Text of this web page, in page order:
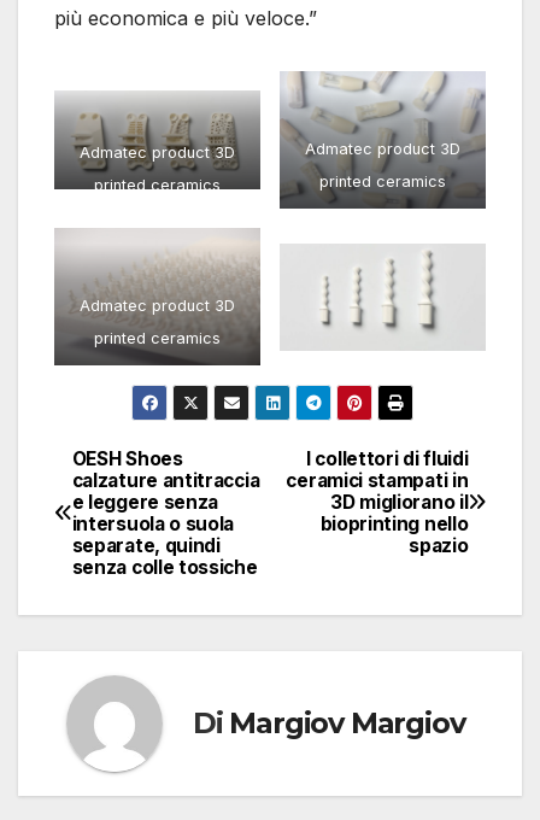
più economica e più veloce.”
Admatec product 3D
printed ceramics
Admatec product 3D
printed ceramics
Admatec product 3D
printed ceramics
Navigazione
articoli
I collettori di fluidi
ceramici stampati in
3D migliorano il
bioprinting nello
spazio
OESH Shoes
calzature antitraccia
e leggere senza
intersuola o suola
separate, quindi
senza colle tossiche
Di Margiov Margiov